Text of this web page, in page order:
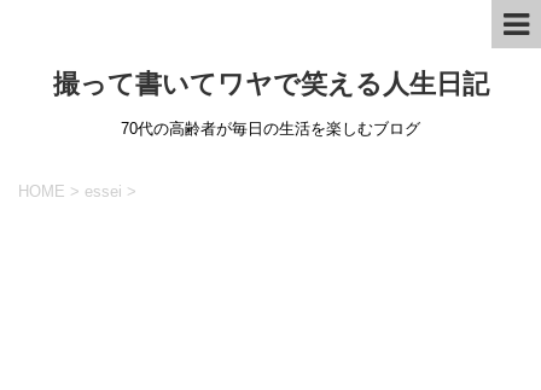
撮って書いてワヤで笑える人生日記
70代の高齢者が毎日の生活を楽しむブログ
HOME > essei >